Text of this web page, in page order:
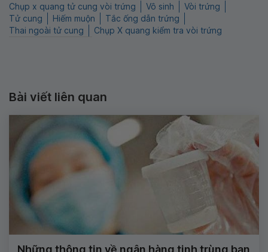
Chụp x quang tử cung vòi trứng Vô sinh
Vòi trứng
Tử cung
Hiếm muộn
Tắc ống dẫn trứng
Thai ngoài tử cung
Chụp X quang kiểm tra vòi trứng
Bài viết liên quan
Những thông tin về ngân hàng tinh trùng bạn